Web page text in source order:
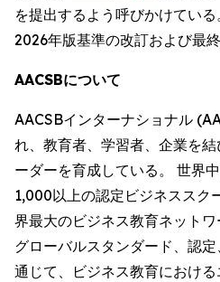
を提出するよう呼びかけている
2026年版基準の改訂および最
AACSBについて
AACSBインターナショナル
れ、教育者、学習者、企業を
ーダーを育成している。 世界
1,000以上の認定ビジネススク
界最大のビジネス教育ネットワ
グローバルスタンダード、認
通じて、ビジネス教育におけ